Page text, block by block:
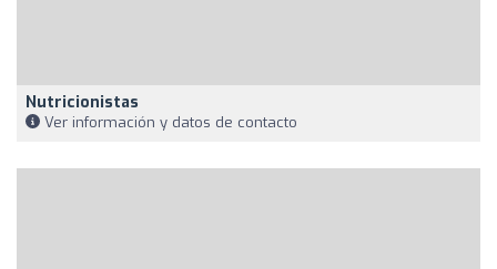
Nutricionistas
Ver información y datos de contacto